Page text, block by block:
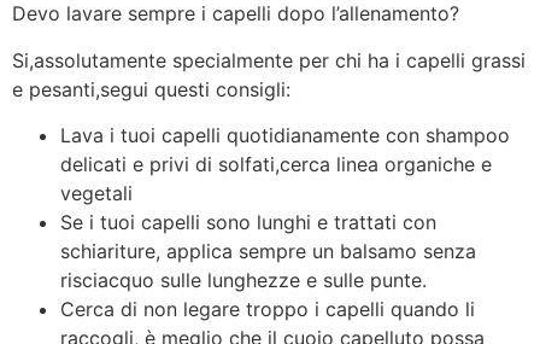
Devo lavare sempre i capelli dopo l’allenamento?
Si,assolutamente specialmente per chi ha i capelli grassi
e pesanti,segui questi consigli:
Lava i tuoi capelli quotidianamente con shampoo
delicati e privi di solfati,cerca linea organiche e
vegetali
Se i tuoi capelli sono lunghi e trattati con
schiariture, applica sempre un balsamo senza
risciacquo sulle lunghezze e sulle punte.
Cerca di non legare troppo i capelli quando li
raccogli, è meglio che il cuoio capelluto possa